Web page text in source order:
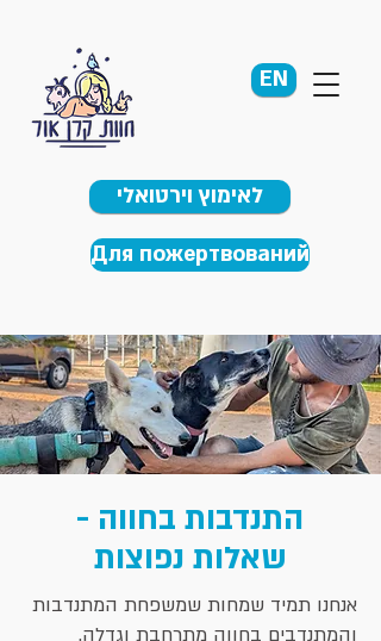
לאימוץ וירטואלי
EN
Для пожертвований
התנדבות בחווה -
שאלות נפוצות
אנחנו תמיד שמחות שמשפחת המתנדבות
והמתנדבים בחווה מתרחבת וגדלה.